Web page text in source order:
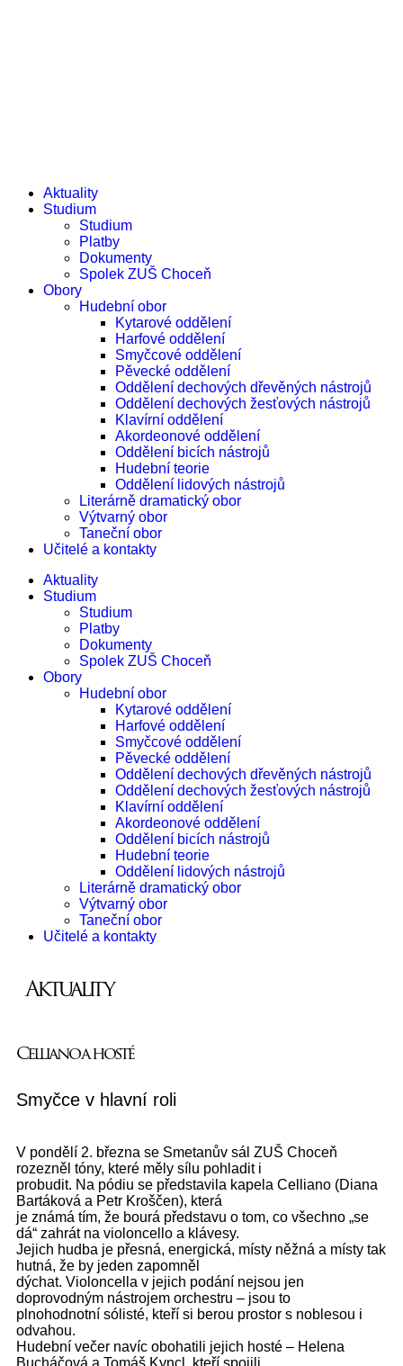
Aktuality
Studium
Studium
Platby
Dokumenty
Spolek ZUŠ Choceň
Obory
Hudební obor
Kytarové oddělení
Harfové oddělení
Smyčcové oddělení
Pěvecké oddělení
Oddělení dechových dřevěných nástrojů
Oddělení dechových žesťových nástrojů
Klavírní oddělení
Akordeonové oddělení
Oddělení bicích nástrojů
Hudební teorie
Oddělení lidových nástrojů
Literárně dramatický obor
Výtvarný obor
Taneční obor
Učitelé a kontakty
Aktuality
Studium
Studium
Platby
Dokumenty
Spolek ZUŠ Choceň
Obory
Hudební obor
Kytarové oddělení
Harfové oddělení
Smyčcové oddělení
Pěvecké oddělení
Oddělení dechových dřevěných nástrojů
Oddělení dechových žesťových nástrojů
Klavírní oddělení
Akordeonové oddělení
Oddělení bicích nástrojů
Hudební teorie
Oddělení lidových nástrojů
Literárně dramatický obor
Výtvarný obor
Taneční obor
Učitelé a kontakty
Aktuality
Celliano a hosté
Smyčce v hlavní roli
V pondělí 2. března se Smetanův sál ZUŠ Choceň
rozezněl tóny, které měly sílu pohladit i
probudit. Na pódiu se představila kapela Celliano (Diana
Bartáková a Petr Kroščen), která
je známá tím, že bourá představu o tom, co všechno „se
dá“ zahrát na violoncello a klávesy.
Jejich hudba je přesná, energická, místy něžná a místy tak
hutná, že by jeden zapomněl
dýchat. Violoncella v jejich podání nejsou jen
doprovodným nástrojem orchestru – jsou to
plnohodnotní sólisté, kteří si berou prostor s noblesou i
odvahou.
Hudební večer navíc obohatili jejich hosté – Helena
Bucháčová a Tomáš Kyncl, kteří spojili